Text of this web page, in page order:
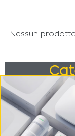
Nessun